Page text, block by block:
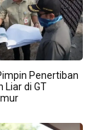
Penertiban
Liar di GT